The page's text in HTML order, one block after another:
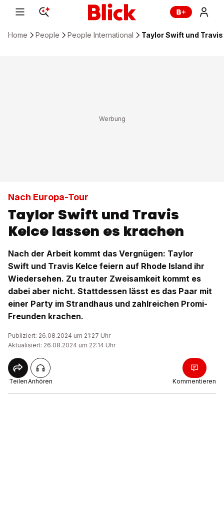
Home People People International Taylor Swift und
Nach Europa-Tour
Taylor Swift und Travis
Kelce lassen es krachen
Nach der Arbeit kommt das Vergnügen: Taylor
Swift und Travis Kelce feiern auf Rhode Island ihr
Wiedersehen. Zu trauter Zweisamkeit kommt es
dabei aber nicht. Stattdessen lässt es das Paar mit
einer Party im Strandhaus und zahlreichen Promi-
Freunden krachen.
Publiziert: 26.08.2024 um 21:27 Uhr
Aktualisiert: 26.08.2024 um 22:14 Uhr
TeilenAnhören Kommentieren